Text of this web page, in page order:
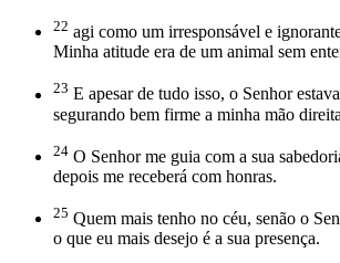
22 agi como um irresponsável e
Minha atitude era de um animal sem
23 E apesar de tudo isso, o Senhor
segurando bem firme a minha mão
24 O Senhor me guia com a sua
depois me receberá com honras.
25 Quem mais tenho no céu, senão o
o que eu mais desejo é a sua presença.